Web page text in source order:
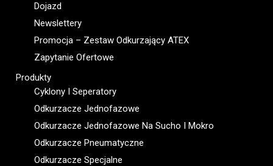
Dojazd
Newslettery
Promocja – Zestaw Odkurzający ATEX
Zapytanie Ofertowe
Produkty
Cyklony I Seperatory
Odkurzacze Jednofazowe
Odkurzacze Jednofazowe Na Sucho I Mokro
Odkurzacze Pneumatyczne
Odkurzacze Specjalne